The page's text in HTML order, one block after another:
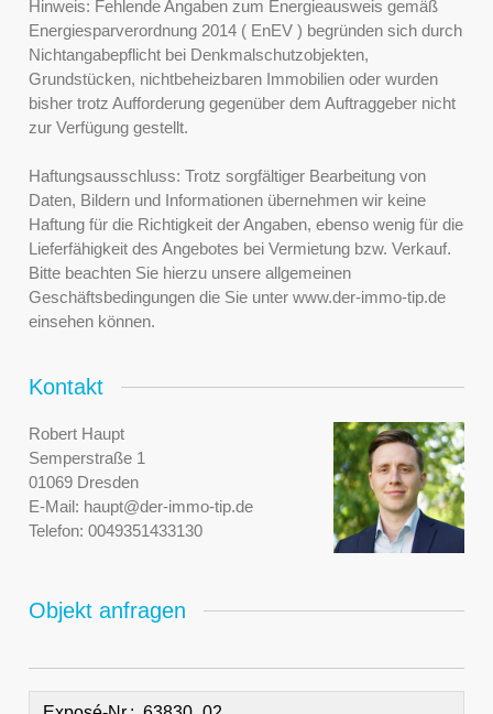
Hinweis: Fehlende Angaben zum Energieausweis gemäß
Energiesparverordnung 2014 ( EnEV ) begründen sich durch
Nichtangabepflicht bei Denkmalschutzobjekten,
Grundstücken, nichtbeheizbaren Immobilien oder wurden
bisher trotz Aufforderung gegenüber dem Auftraggeber nicht
zur Verfügung gestellt.
Haftungsausschluss: Trotz sorgfältiger Bearbeitung von
Daten, Bildern und Informationen übernehmen wir keine
Haftung für die Richtigkeit der Angaben, ebenso wenig für die
Lieferfähigkeit des Angebotes bei Vermietung bzw. Verkauf.
Bitte beachten Sie hierzu unsere allgemeinen
Geschäftsbedingungen die Sie unter www.der-immo-tip.de
einsehen können.
Kontakt
Robert Haupt
Semperstraße 1
01069 Dresden
E-Mail: haupt@der-immo-tip.de
Telefon: 0049351433130
Objekt anfragen